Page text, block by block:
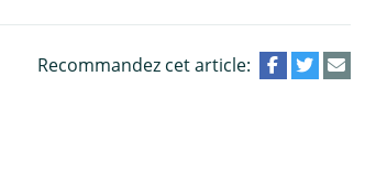
Recommandez cet article: